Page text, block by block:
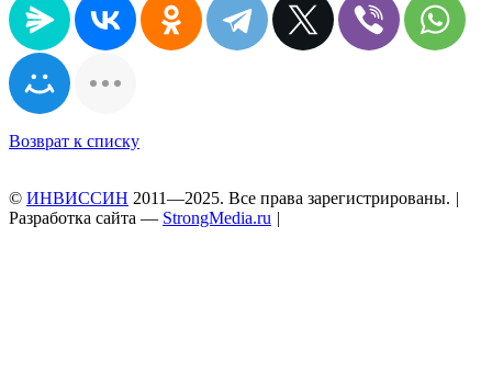
Возврат к списку
© ИНВИССИН 2011—2025. Все права зарегистрированы. |
Разработка сайта — StrongMedia.ru |